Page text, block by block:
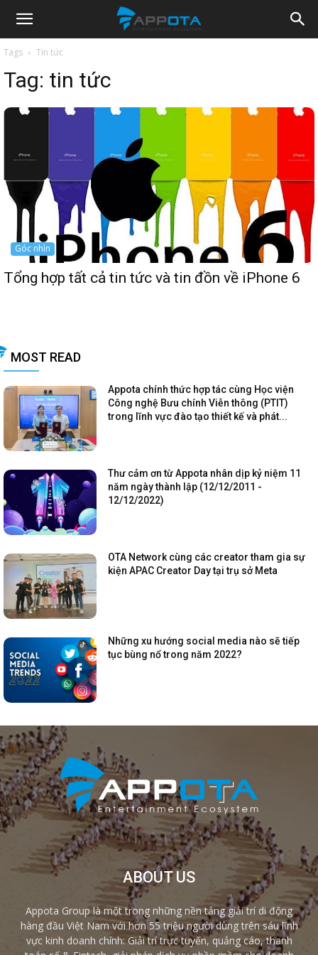
Appota
News
Tags Tin tức
Tag: tin tức
Góc nhìn
Tổng hợp tất cả tin tức và tin đồn về iPhone 6
MOST READ
Appota chính thức hợp tác cùng Học viện
Công nghệ Bưu chính Viễn thông (PTIT)
trong lĩnh vực đào tạo thiết kế và phát...
Thư cảm ơn từ Appota nhân dịp kỷ niệm 11
năm ngày thành lập (12/12/2011 -
12/12/2022)
OTA Network cùng các creator tham gia sự
kiện APAC Creator Day tại trụ sở Meta
Những xu hướng social media nào sẽ tiếp
tục bùng nổ trong năm 2022?
ABOUT US
Appota Group là một trong những nền tảng giải trí di động
hàng đầu Việt Nam với hơn 55 triệu người dùng trên sáu lĩnh
vực kinh doanh chính: Giải trí trực tuyến, quảng cáo, thanh